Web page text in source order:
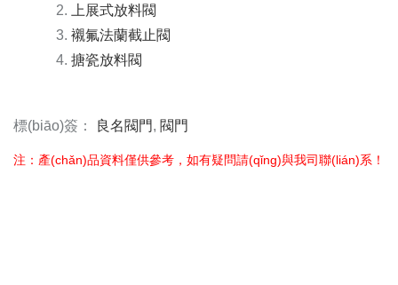
上展式放料閥
襯氟法蘭截止閥
搪瓷放料閥
標(biāo)簽： 良名閥門, 閥門
注：產(chǎn)品資料僅供參考，如有疑問請(qǐng)與我司聯(lián)系！